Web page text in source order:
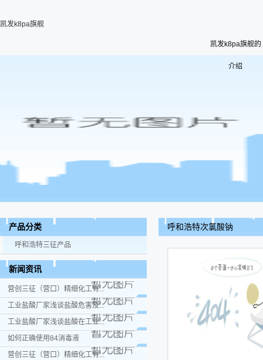
凯发k8pa旗舰
凯发k8pa旗舰的
介绍
产品分类
呼和浩特三征产品
新闻资讯
营创三征（营口）精细化工有...
工业盐酸厂家浅谈盐酸危害及...
工业盐酸厂家浅谈盐酸在工业...
如何正确使用84消毒液
营创三征（营口）精细化工有...
呼和浩特次氯酸钠